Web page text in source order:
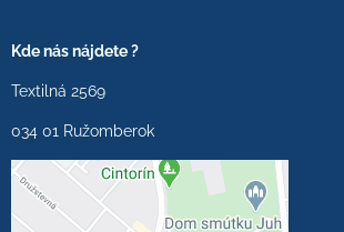
Kde nás nájdete ?
Textilná 2569
034 01 Ružomberok
Externý obsah je